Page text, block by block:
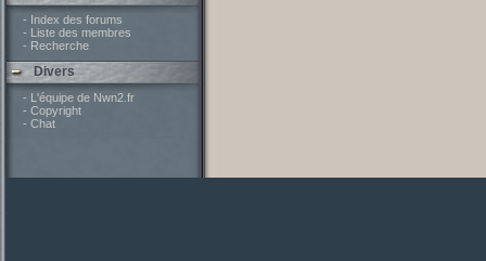
- Index des forums
- Liste des membres
- Recherche
Divers
- L'équipe de Nwn2.fr
- Copyright
- Chat